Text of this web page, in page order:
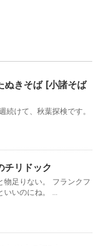
ぬきそば [小諸そば
続けて、秋葉探検です。
チリドック
物足りない。 フランクフ
いいのにね。 ...